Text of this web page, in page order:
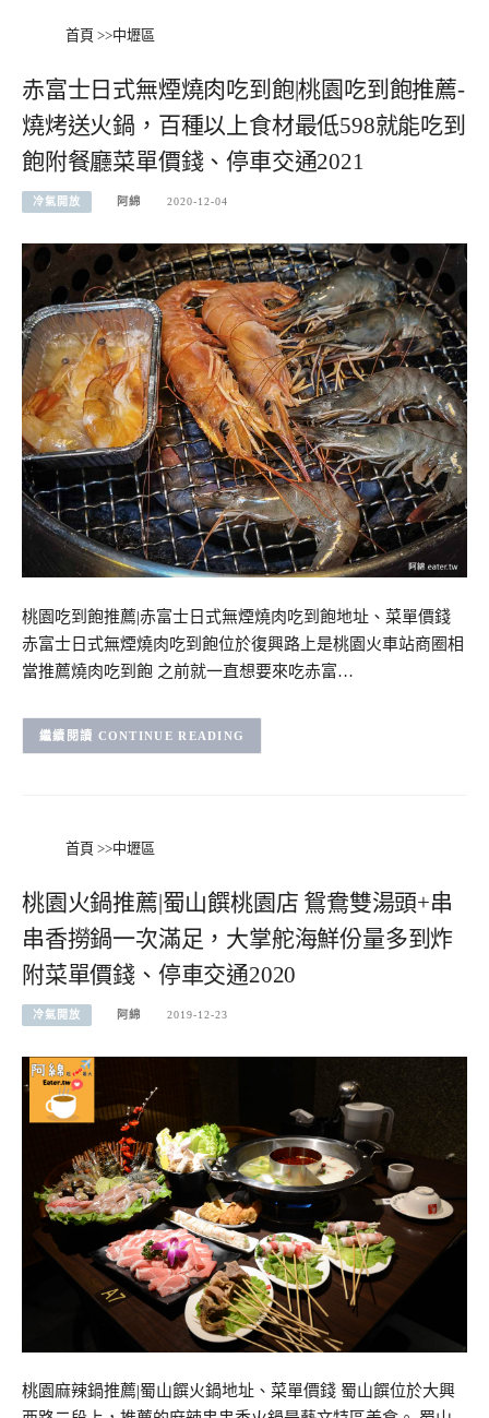
首頁 >>中壢區
赤富士日式無煙燒肉吃到飽|桃園吃到飽推薦-
燒烤送火鍋，百種以上食材最低598就能吃到
飽附餐廳菜單價錢、停車交通2021
冷氣開放 阿綿 2020-12-04
桃園吃到飽推薦|赤富士日式無煙燒肉吃到飽地址、菜單價錢
赤富士日式無煙燒肉吃到飽位於復興路上是桃園火車站商圈相
當推薦燒肉吃到飽 之前就一直想要來吃赤富…
CONTINUE READING
首頁 >>中壢區
桃園火鍋推薦|蜀山饌桃園店 鴛鴦雙湯頭+串
串香撈鍋一次滿足，大掌舵海鮮份量多到炸
附菜單價錢、停車交通2020
冷氣開放 阿綿 2019-12-23
桃園麻辣鍋推薦|蜀山饌火鍋地址、菜單價錢 蜀山饌位於大興